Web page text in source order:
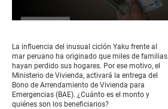
of
2
minutes,
37
seconds
La influencia del inusual ciclón Yaku frente al
mar peruano ha originado que miles de familias
hayan perdido sus hogares. Por ese motivo, el
Ministerio de Vivienda, activará la entrega del
Bono de Arrendamiento de Vivienda para
Emergencias (BAE). ¿Cuánto es el monto y
quiénes son los beneficiarios?